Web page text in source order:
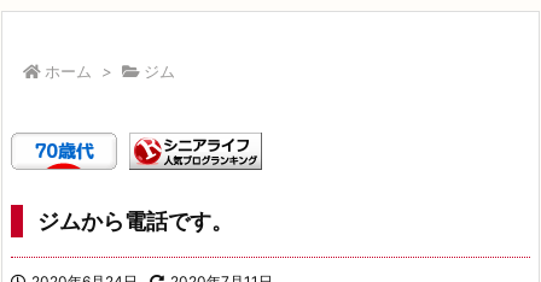
ホーム > ジム
ジムから電話です。